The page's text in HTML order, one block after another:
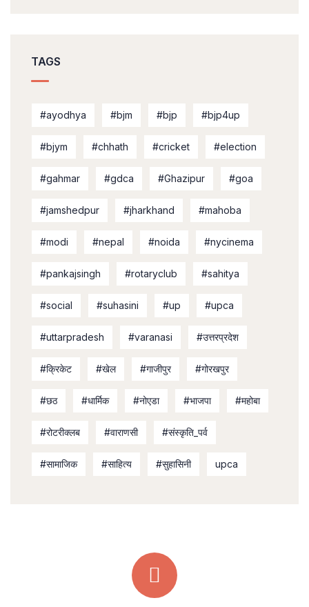
TAGS
#ayodhya #bjm #bjp #bjp4up
#bjym #chhath #cricket #election
#gahmar #gdca #Ghazipur #goa
#jamshedpur #jharkhand #mahoba
#modi #nepal #noida #nycinema
#pankajsingh #rotaryclub #sahitya
#social #suhasini #up #upca
#uttarpradesh #varanasi #उत्तरप्रदेश
#क्रिकेट #खेल #गाजीपुर #गोरखपुर
#छठ #धार्मिक #नोएडा #भाजपा #महोबा
#रोटरीक्लब #वाराणसी #संस्कृति_पर्व
#सामाजिक #साहित्य #सुहासिनी upca